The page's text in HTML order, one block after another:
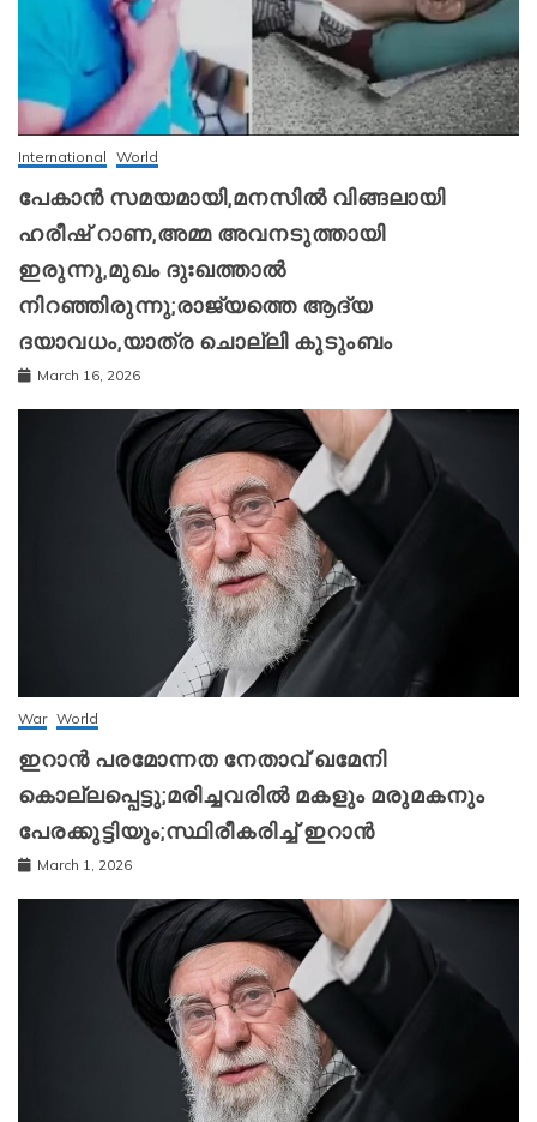
International World
പേകാൻ സമയമായി,മനസിൽ വിങ്ങലായി
ഹരീഷ് റാണ,അമ്മ അവനടുത്തായി
ഇരുന്നു,മുഖം ദുഃഖത്താൽ
നിറഞ്ഞിരുന്നു;രാജ്യത്തെ ആദ്യ
ദയാവധം,യാത്ര ചൊല്ലി കുടുംബം
March 16, 2026
War World
ഇറാന്‍ പരമോന്നത നേതാവ് ഖമേനി
കൊല്ലപ്പെട്ടു;മരിച്ചവരിൽ മകളും മരുമകനും
പേരക്കുട്ടിയും;സ്ഥിരീകരിച്ച് ഇറാന്‍
March 1, 2026